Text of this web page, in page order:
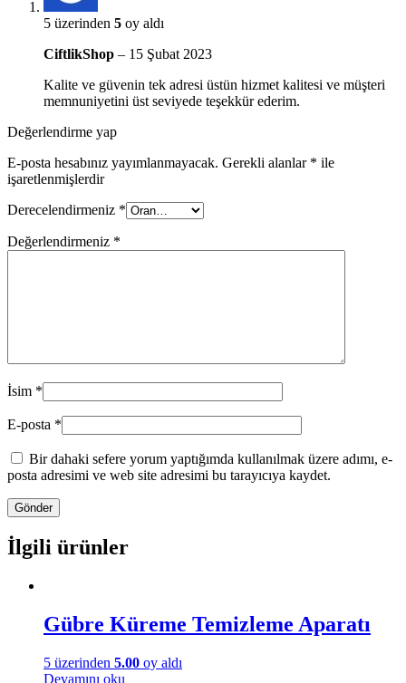
5 üzerinden 5 oy aldı
CiftlikShop – 15 Şubat 2023
Kalite ve güvenin tek adresi üstün hizmet kalitesi ve müşteri
memnuniyetini üst seviyede teşekkür ederim.
Değerlendirme yap
E-posta hesabınız yayımlanmayacak. Gerekli alanlar * ile
işaretlenmişlerdir
Derecelendirmeniz *
Değerlendirmeniz *
İsim *
E-posta *
Bir dahaki sefere yorum yaptığımda kullanılmak üzere adımı, e-
posta adresimi ve web site adresimi bu tarayıcıya kaydet.
İlgili ürünler
Gübre Küreme Temizleme Aparatı
5 üzerinden 5.00 oy aldı
Devamını oku